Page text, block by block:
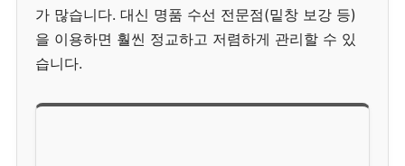
가 많습니다. 대신 명품 수선 전문점(밑창 보강 등)
을 이용하면 훨씬 정교하고 저렴하게 관리할 수 있
습니다.